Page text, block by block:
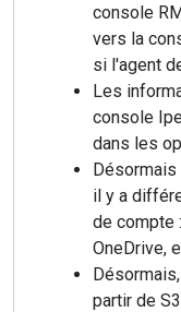
console
vers la
si l'agent
Les
console
dans les
il y a
de compte
OneDrive,
partir de